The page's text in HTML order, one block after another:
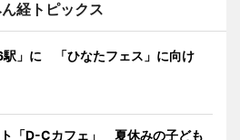
経トピックス
駅」に 「ひなたフェス」に向け
「D-Cカフェ」 夏休みの子ども